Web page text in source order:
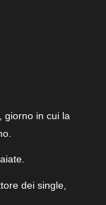
giorno in cui la
dei single,